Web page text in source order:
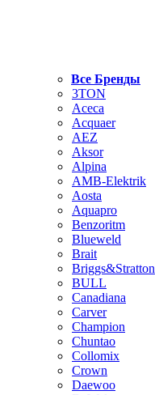
Все Бренды
3TON
Aceca
Acquaer
AEZ
Aksor
Alpina
AMB-Elektrik
Aosta
Aquapro
Benzoritm
Blueweld
Brait
Briggs&Stratton
BULL
Canadiana
Carver
Champion
Chuntao
Collomix
Crown
Daewoo